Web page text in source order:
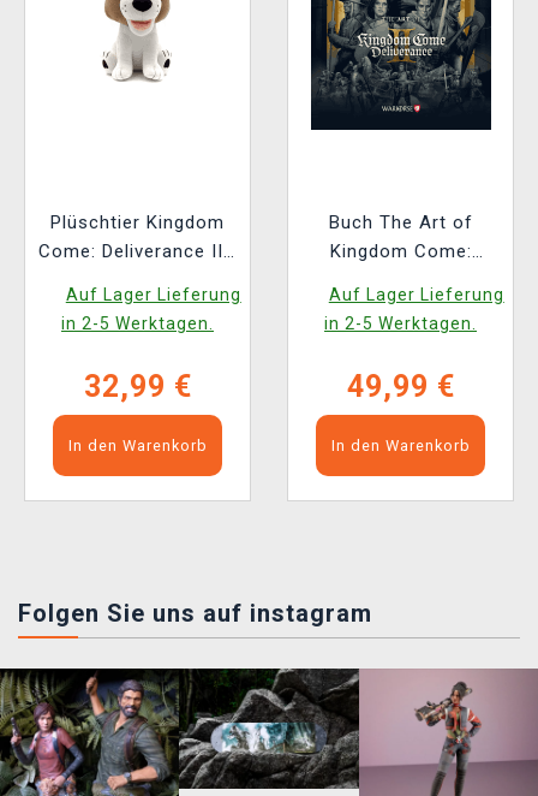
Plüschtier Kingdom
Come: Deliverance II -
Auf Lager Lieferung
in 2-5 Werktagen.
32,99 €
In den Warenkorb
Buch The Art of
Kingdom Come:
Auf Lager Lieferung
in 2-5 Werktagen.
49,99 €
In den Warenkorb
Folgen Sie uns auf instagram